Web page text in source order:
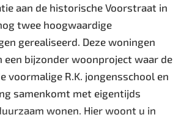
aan de historische Voorstraat in
twee hoogwaardige
gerealiseerd. Deze woningen
een bijzonder woonproject waar de
voormalige R.K. jongensschool en
samenkomt met eigentijds
wonen. Hier woont u in